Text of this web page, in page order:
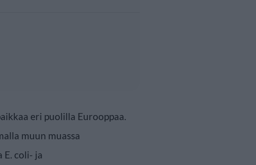
eri puolilla Eurooppaa.
muun muassa
coli- ja